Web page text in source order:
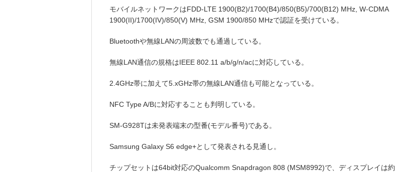
モバイルネットワークはFDD-LTE 1900(B2)/1700(B4)/850(B5)/700(B12) MHz, W-CDMA
1900(II)/1700(IV)/850(V) MHz, GSM 1900/850 MHzで認証を受けている。
Bluetoothや無線LANの周波数でも通過している。
無線LAN通信の規格はIEEE 802.11 a/b/g/n/acに対応している。
2.4GHz帯に加えて5.xGHz帯の無線LAN通信も可能となっている。
NFC Type A/Bに対応することも判明している。
SM-G928Tは未発表端末の型番(モデル番号)である。
Samsung Galaxy S6 edge+として発表される見通し。
チップセットは64bit対応のQualcomm Snapdragon 808 (MSM8992)で、ディスプレイは約